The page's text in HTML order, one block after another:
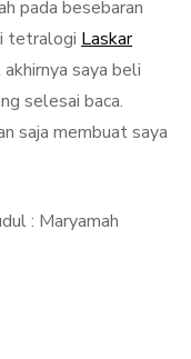
pada besebaran
tetralogi Laskar
saya beli
selesai baca.
saja membuat saya
: Maryamah